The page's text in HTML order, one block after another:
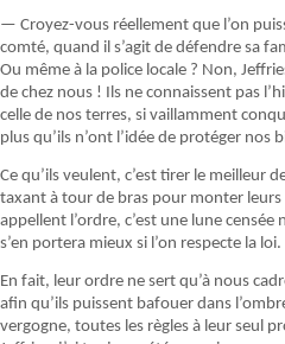
— Croyez-vous réellement que l’on
comté, quand il s’agit de défendre sa
Ou même à la police locale ? Non,
de chez nous ! Ils ne connaissent pas
celle de nos terres, si vaillamment
plus qu’ils n’ont l’idée de protéger nos
Ce qu’ils veulent, c’est tirer le meilleur
taxant à tour de bras pour monter leurs
appellent l’ordre, c’est une lune censée
s’en portera mieux si l’on respecte la loi.
En fait, leur ordre ne sert qu’à nous
afin qu’ils puissent bafouer dans
vergogne, toutes les règles à leur seul